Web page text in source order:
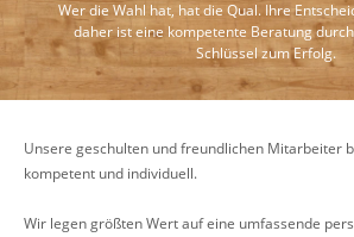
Wer die Wahl hat, hat die Qual. Ihre
daher ist eine kompetente Beratung
Schlüssel zum Erfolg.
Unsere geschulten und freundlichen Mitarbeiter
kompetent und individuell.
Wir legen größten Wert auf eine umfassende